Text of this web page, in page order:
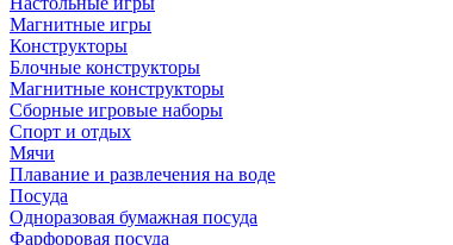
Магнитные игры
Конструкторы
Блочные конструкторы
Магнитные конструкторы
Сборные игровые наборы
Спорт и отдых
Мячи
Плавание и развлечения на воде
Посуда
Одноразовая бумажная посуда
Фарфоровая посуда